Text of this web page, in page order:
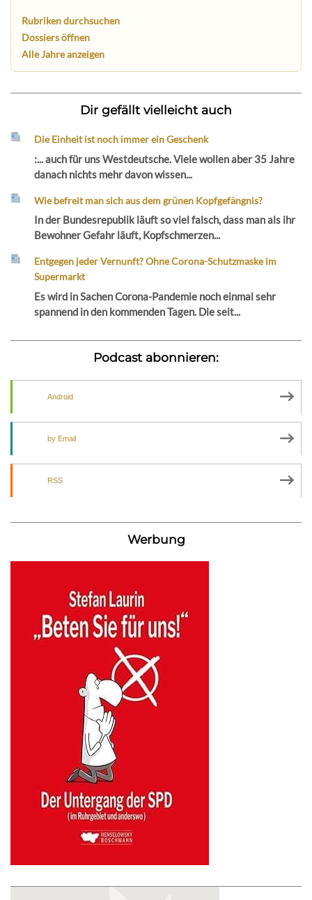
Rubriken durchsuchen
Dossiers öffnen
Alle Jahre anzeigen
Dir gefällt vielleicht auch
Die Einheit ist noch immer ein Geschenk
:... auch für uns Westdeutsche. Viele wollen aber 35 Jahre
danach nichts mehr davon wissen...
Wie befreit man sich aus dem grünen Kopfgefängnis?
In der Bundesrepublik läuft so viel falsch, dass man als ihr
Bewohner Gefahr läuft, Kopfschmerzen...
Entgegen jeder Vernunft? Ohne Corona-Schutzmaske im
Supermarkt
Es wird in Sachen Corona-Pandemie noch einmal sehr
spannend in den kommenden Tagen. Die seit...
Podcast abonnieren:
Android
by Email
RSS
Werbung